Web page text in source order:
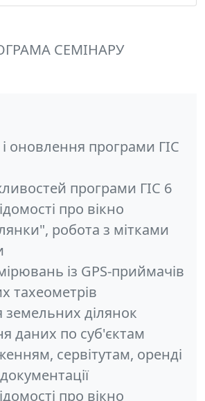
СЕМІНАРУ
оновлення програми ГІС
програми ГІС 6
про вікно
робота з мітками
із GPS-приймачів
тахеометрів
земельних ділянок
даних по суб'єктам
сервітутам, оренді
про вікно